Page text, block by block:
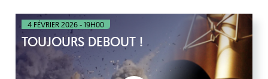
4 FÉVRIER 2026 - 19H00
TOUJOURS DEBOUT !